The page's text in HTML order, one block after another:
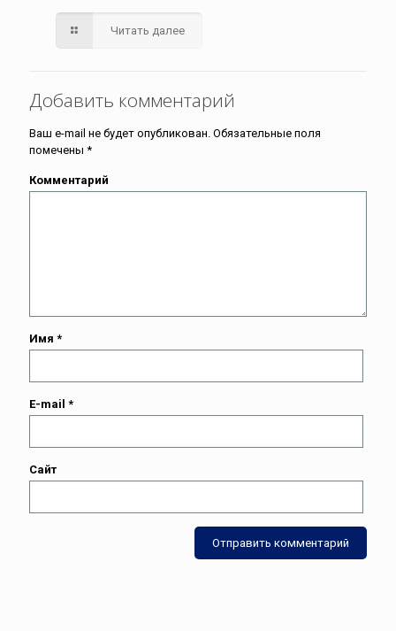
Читать далее
Добавить комментарий
Ваш e-mail не будет опубликован. Обязательные поля
помечены *
Комментарий
Имя *
E-mail *
Сайт